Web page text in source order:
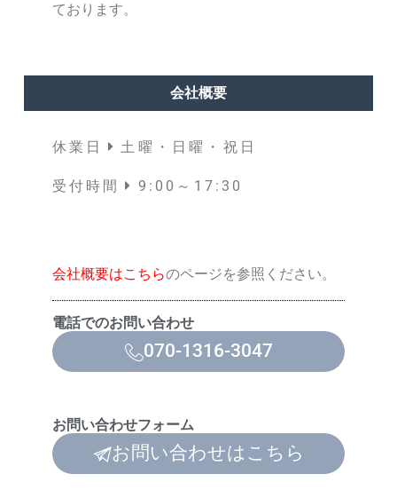
ております。
会社概要
休業日 土曜・日曜・祝日
受付時間 9:00～17:30
会社概要はこちらのページを参照ください。
電話でのお問い合わせ
070-1316-3047
お問い合わせフォーム
お問い合わせはこちら